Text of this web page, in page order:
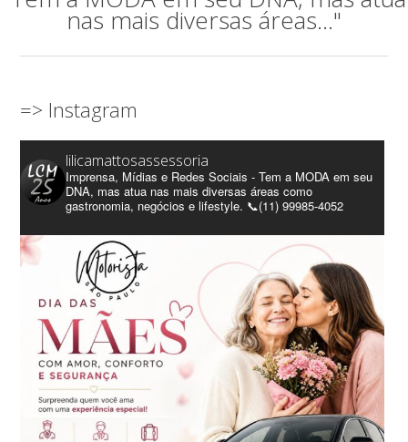
nas mais diversas áreas..."
=> Instagram
lilicamattosassessoria
Imprensa, Mídias e Redes Sociais - Tem a MODA em seu
DNA, mas atua nas mais diversas áreas como
gastronomia, negócios e lifestyle. 📞(11) 99985-4052